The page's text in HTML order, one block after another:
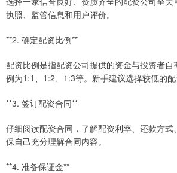
执照、监管信息和用户评价。
**2. 确定配资比例**
配资比例是指配资公司提供的资金与投资者自
例为1:1、1:2、1:3等。新手建议选择较低的配
**3. 签订配资合同**
仔细阅读配资合同，了解配资利率、还款方式
保自己充分理解合同内容。
**4. 准备保证金**